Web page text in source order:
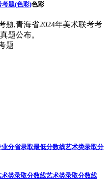
考题(色彩)色彩
题,青海省2024年美术联考考
题公布。
分省录取最低分数线艺术类录取分
类录取分数线艺术类录取分数线